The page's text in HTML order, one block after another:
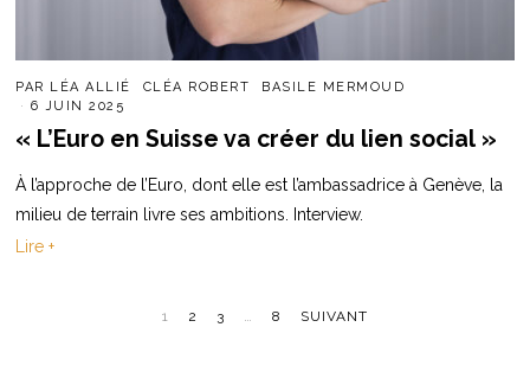
PAR LÉA ALLIÉ CLÉA ROBERT
BASILE MERMOUD
6 JUIN 2025
« L’Euro en Suisse va créer du lien social »
À l’approche de l’Euro, dont elle est l’ambassadrice à Genève, la
milieu de terrain livre ses ambitions. Interview.
Lire +
1 2 3 … 8 SUIVANT